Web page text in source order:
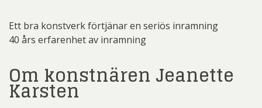
Ett bra konstverk förtjänar en seriös inramning
40 års erfarenhet av inramning
Om konstnären Jeanette
Karsten